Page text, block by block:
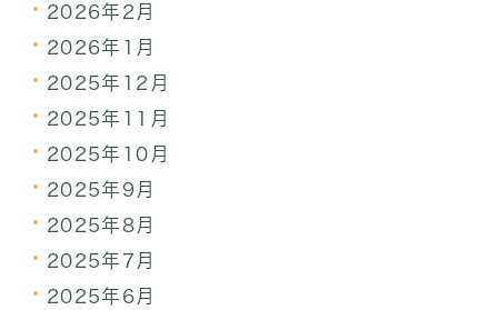
2026年2月
2026年1月
2025年12月
2025年11月
2025年10月
2025年9月
2025年8月
2025年7月
2025年6月